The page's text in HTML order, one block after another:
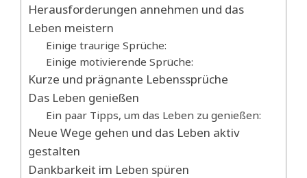
Herausforderungen annehmen und das
Leben meistern
Einige traurige Sprüche:
Einige motivierende Sprüche:
Kurze und prägnante Lebenssprüche
Das Leben genießen
Ein paar Tipps, um das Leben zu genießen:
Neue Wege gehen und das Leben aktiv
gestalten
Dankbarkeit im Leben spüren